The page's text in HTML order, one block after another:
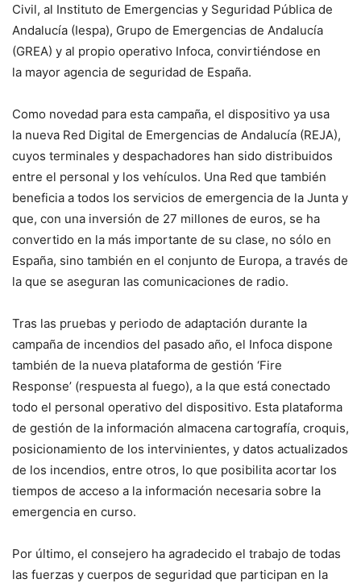
Civil, al Instituto de Emergencias y Seguridad Pública de
Andalucía (Iespa), Grupo de Emergencias de Andalucía
(GREA) y al propio operativo Infoca, convirtiéndose en
la mayor agencia de seguridad de España.
Como novedad para esta campaña, el dispositivo ya usa
la nueva Red Digital de Emergencias de Andalucía (REJA),
cuyos terminales y despachadores han sido distribuidos
entre el personal y los vehículos. Una Red que también
beneficia a todos los servicios de emergencia de la Junta y
que, con una inversión de 27 millones de euros, se ha
convertido en la más importante de su clase, no sólo en
España, sino también en el conjunto de Europa, a través de
la que se aseguran las comunicaciones de radio.
Tras las pruebas y periodo de adaptación durante la
campaña de incendios del pasado año, el Infoca dispone
también de la nueva plataforma de gestión ‘Fire
Response’ (respuesta al fuego), a la que está conectado
todo el personal operativo del dispositivo. Esta plataforma
de gestión de la información almacena cartografía, croquis,
posicionamiento de los intervinientes, y datos actualizados
de los incendios, entre otros, lo que posibilita acortar los
tiempos de acceso a la información necesaria sobre la
emergencia en curso.
Por último, el consejero ha agradecido el trabajo de todas
las fuerzas y cuerpos de seguridad que participan en la